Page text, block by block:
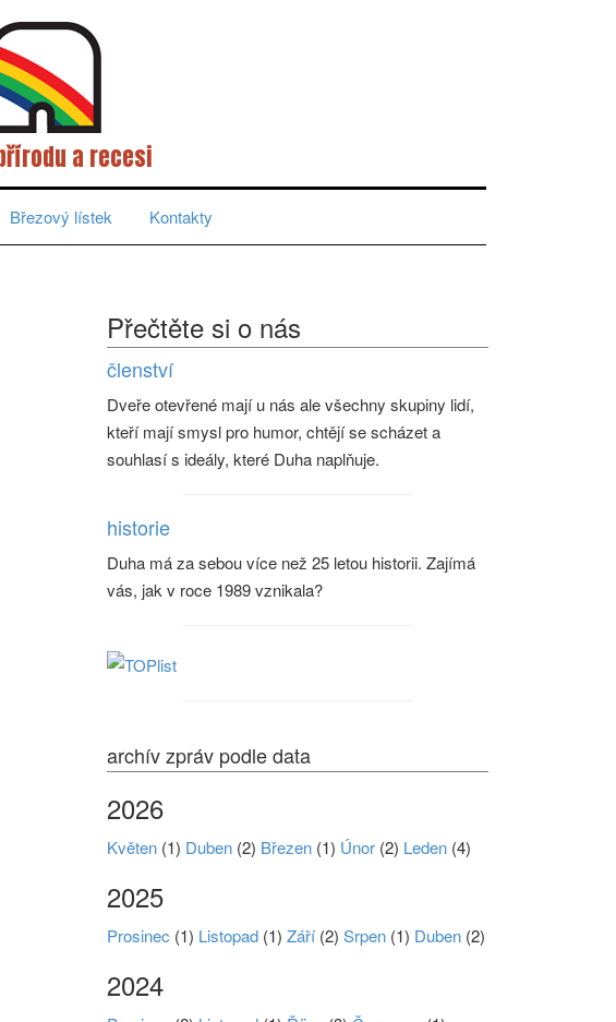
a recesi
Březový lístek Kontakty
Přečtěte si o nás
členství
Dveře otevřené mají u nás ale všechny skupiny lidí,
kteří mají smysl pro humor, chtějí se scházet a
souhlasí s ideály, které Duha naplňuje.
historie
Duha má za sebou více než 25 letou historii. Zajímá
vás, jak v roce 1989 vznikala?
archív zpráv podle data
2026
Květen (1) Duben (2) Březen (1) Únor (2) Leden (4)
2025
Prosinec (1) Listopad (1) Září(2) Srpen (1) Duben (2)
2024